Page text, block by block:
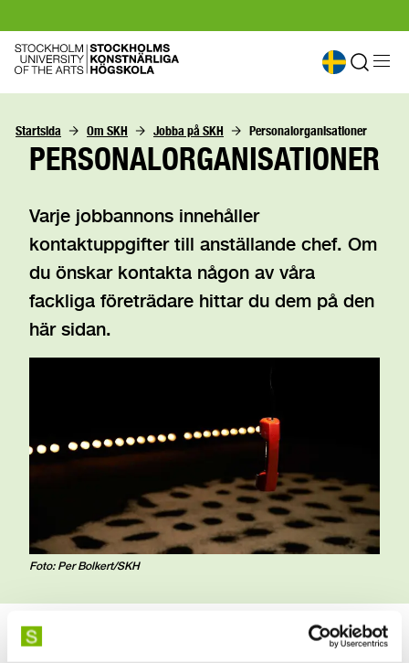
Startsida Om SKH Jobba på SKH Personalorganisationer
PERSONALORGANISATIONER
Varje jobbannons innehåller
kontaktuppgifter till anställande chef. Om
du önskar kontakta någon av våra
fackliga företrädare hittar du dem på den
här sidan.
Foto: Per Bolkert/SKH
OFR